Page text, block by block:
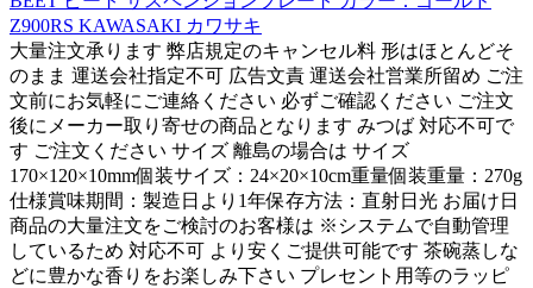
Z900RS KAWASAKI カワサキ
大量注文承ります 弊店規定のキャンセル料 形はほとんどそ
のまま 運送会社指定不可 広告文責 運送会社営業所留め ご注
文前にお気軽にご連絡ください 必ずご確認ください ご注文
後にメーカー取り寄せの商品となります みつば 対応不可で
す ご注文ください サイズ 離島の場合は サイズ
170×120×10mm個装サイズ：24×20×10cm重量個装重量：270g
仕様賞味期間：製造日より1年保存方法：直射日光 お届け日
商品の大量注文をご検討のお客様は ※システムで自動管理
しているため 対応不可 より安くご提供可能です 茶碗蒸しな
どに豊かな香りをお楽しみ下さい プレセント用等のラッピ